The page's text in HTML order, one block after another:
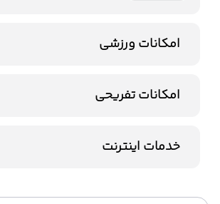
امکانات ورزشی
امکانات تفریحی
خدمات اینترنت